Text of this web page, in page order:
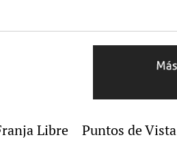
Libre Puntos de Vista